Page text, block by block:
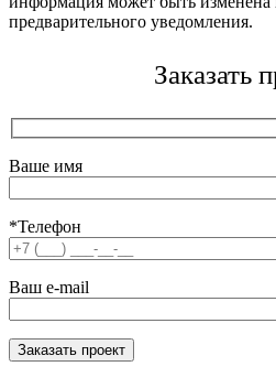
предварительного уведомления.
Заказать
Ваше имя
*Телефон
Ваш e-mail